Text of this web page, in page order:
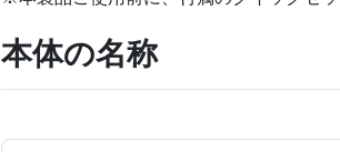
本体の名称